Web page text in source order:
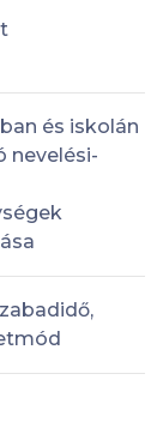
és iskolán
nevelési-